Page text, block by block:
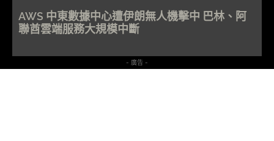
AWS 中東數據中心遭伊朗無人機擊中 巴林、阿
聯酋雲端服務大規模中斷
- 廣告 -